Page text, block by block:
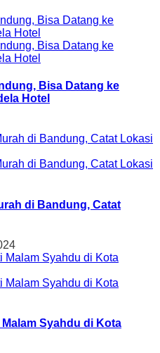
Bisa Datang ke
Hotel
di Bandung, Catat
Syahdu di Kota